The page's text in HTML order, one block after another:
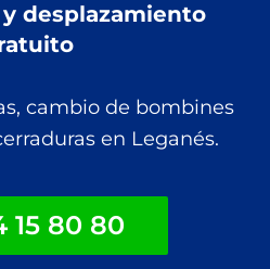
desplazamiento
cambio de bombines
en Leganés.
15 80 80